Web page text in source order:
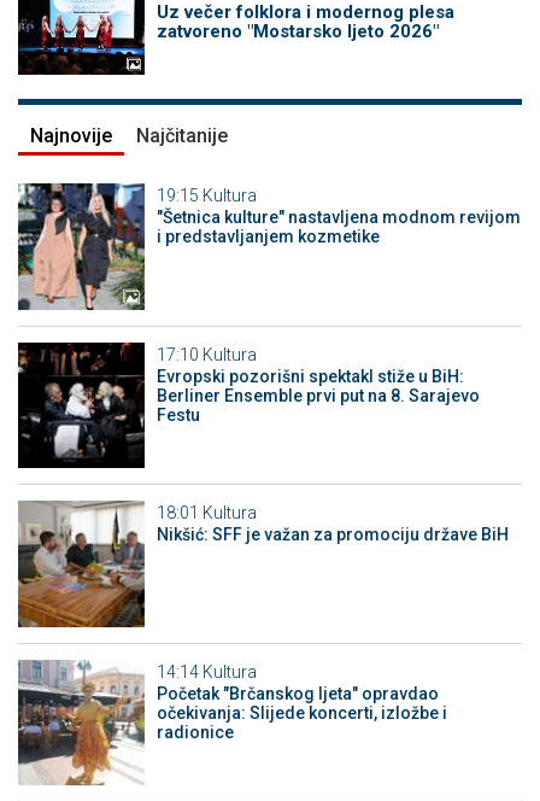
Uz večer folklora i modernog plesa
zatvoreno "Mostarsko ljeto 2026"
Najnovije Najčitanije
19:15 Kultura
"Šetnica kulture" nastavljena modnom revijom
i predstavljanjem kozmetike
17:10 Kultura
Evropski pozorišni spektakl stiže u BiH:
Berliner Ensemble prvi put na 8. Sarajevo
Festu
18:01 Kultura
Nikšić: SFF je važan za promociju države BiH
14:14 Kultura
Početak "Brčanskog ljeta" opravdao
očekivanja: Slijede koncerti, izložbe i
radionice